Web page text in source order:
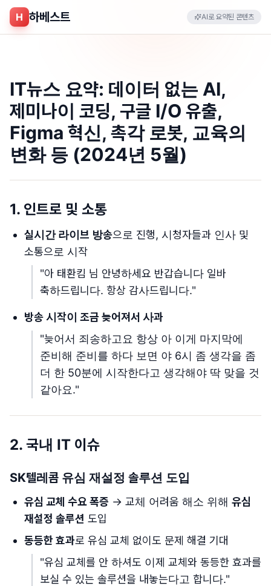
H 하베스트 AI로 요약된 콘텐츠
IT뉴스 요약: 데이터 없는 AI,
제미나이 코딩, 구글 I/O 유출,
Figma 혁신, 촉각 로봇, 교육의
변화 등 (2024년 5월)
1. 인트로 및 소통
실시간 라이브 방송으로 진행, 시청자들과 인사 및
소통으로 시작
"아 태환킴 님 안녕하세요 반갑습니다 일바
축하드립니다. 항상 감사드립니다."
방송 시작이 조금 늦어져서 사과
"늦어서 죄송하고요 항상 아 이게 마지막에
준비해 준비를 하다 보면 야 6시 좀 생각을 좀
더 한 50분에 시작한다고 생각해야 딱 맞을 것
같아요."
2. 국내 IT 이슈
SK텔레콤 유심 재설정 솔루션 도입
유심 교체 수요 폭증 → 교체 어려움 해소 위해 유심
재설정 솔루션 도입
동등한 효과로 유심 교체 없이도 문제 해결 기대
"유심 교체를 안 하셔도 이제 교체와 동등한 효과를
보실 수 있는 솔루션을 내놓는다고 합니다."